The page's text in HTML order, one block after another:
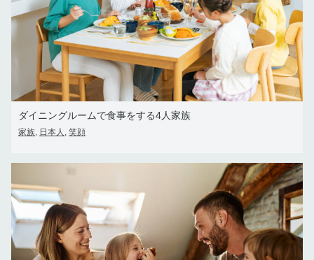
ダイニングルームで食事をする4人家族
家族 日本人 笑顔